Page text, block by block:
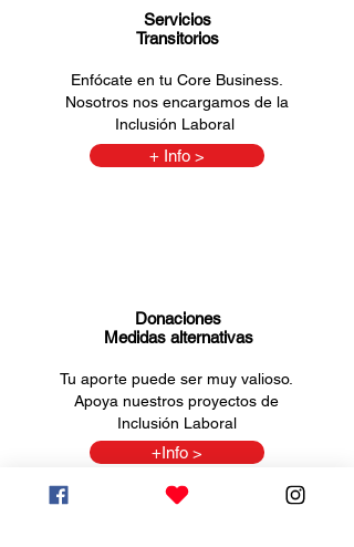
Servicios
Transitorios
Enfócate en tu Core Business.
Nosotros nos encargamos de la
Inclusión Laboral
+ Info >
Donaciones
Medidas alternativas
Tu aporte puede ser muy valioso.
Apoya nuestros proyectos de
Inclusión Laboral
+Info >